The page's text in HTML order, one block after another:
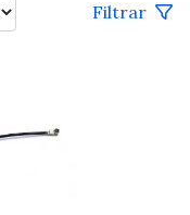
Filtrar